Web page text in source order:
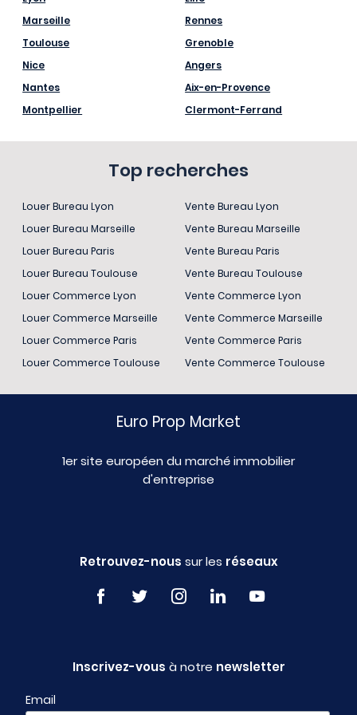
Marseille
Toulouse
Nice
Nantes
Montpellier
Rennes
Grenoble
Angers
Aix-en-Provence
Clermont-Ferrand
Top recherches
Louer Bureau Lyon
Louer Bureau Marseille
Louer Bureau Paris
Louer Bureau Toulouse
Louer Commerce Lyon
Louer Commerce Marseille
Louer Commerce Paris
Louer Commerce Toulouse
Vente Bureau Lyon
Vente Bureau Marseille
Vente Bureau Paris
Vente Bureau Toulouse
Vente Commerce Lyon
Vente Commerce Marseille
Vente Commerce Paris
Vente Commerce Toulouse
Euro Prop Market
1er site européen du marché immobilier
d'entreprise
Retrouvez-nous sur les réseaux
Inscrivez-vous à notre newsletter
Email